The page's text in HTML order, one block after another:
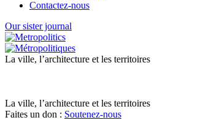
Contactez-nous
Our sister journal
La ville, l’architecture et les territoires
La ville, l’architecture et les territoires
Faites un don : Soutenez-nous